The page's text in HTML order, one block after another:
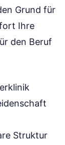
Grund für
Ihre
den Beruf
Struktur